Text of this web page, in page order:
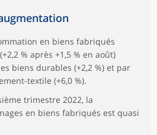
en biens fabriqués
% après +1,5 % en août)
biens durables (+2,2 %) et par
textile (+6,0 %).
trimestre 2022, la
en biens fabriqués est quasi